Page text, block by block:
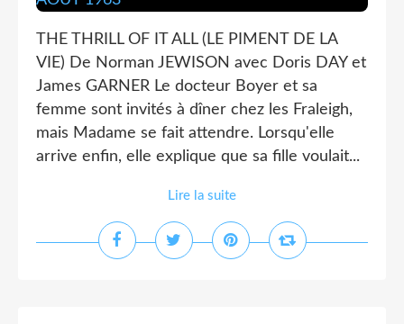
THE THRILL OF IT ALL (LE PIMENT DE LA
VIE) De Norman JEWISON avec Doris DAY et
James GARNER Le docteur Boyer et sa
femme sont invités à dîner chez les Fraleigh,
mais Madame se fait attendre. Lorsqu'elle
arrive enfin, elle explique que sa fille voulait...
Lire la suite